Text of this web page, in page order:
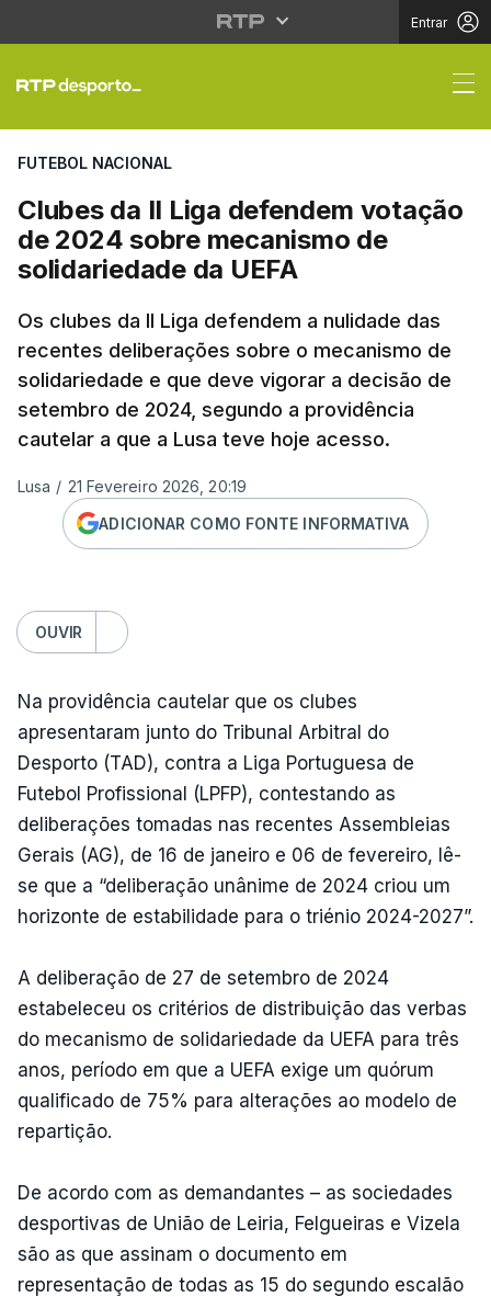
Entrar
Clubes da II Liga
FUTEBOL NACIONAL
Clubes da II Liga defendem votação
de 2024 sobre mecanismo de
solidariedade da UEFA
Os clubes da II Liga defendem a nulidade das
recentes deliberações sobre o mecanismo de
solidariedade e que deve vigorar a decisão de
setembro de 2024, segundo a providência
cautelar a que a Lusa teve hoje acesso.
Lusa / 21 Fevereiro 2026, 20:19
ADICIONAR COMO FONTE INFORMATIVA
OUVIR
Na providência cautelar que os clubes
apresentaram junto do Tribunal Arbitral do
Desporto (TAD), contra a Liga Portuguesa de
Futebol Profissional (LPFP), contestando as
deliberações tomadas nas recentes Assembleias
Gerais (AG), de 16 de janeiro e 06 de fevereiro, lê-
se que a “deliberação unânime de 2024 criou um
horizonte de estabilidade para o triénio 2024-2027”.
A deliberação de 27 de setembro de 2024
estabeleceu os critérios de distribuição das verbas
do mecanismo de solidariedade da UEFA para três
anos, período em que a UEFA exige um quórum
qualificado de 75% para alterações ao modelo de
repartição.
De acordo com as demandantes – as sociedades
desportivas de União de Leiria, Felgueiras e Vizela
são as que assinam o documento em
representação de todas as 15 do segundo escalão